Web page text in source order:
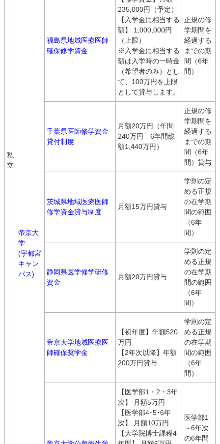
私
立
帝京大
学
(宇都宮
キャン
パス)
福島県地域医療医師
確保修学資金
235,000円（予定）
【入学金に相当する
額】 1,000,000円
（上限）
※入学金に相当する
額は入学時の一時金
（希望者のみ）とし
て、100万円を上限
として貸与します。
正規の修
学期間を
経過する
までの期
間（6年
間）
千葉県医師修学資金
貸付制度
月額20万円（年間
240万円 6年間総
額1,440万円）
正規の修
学期間を
経過する
までの期
間（6年
間）貸与
茨城県地域医療医師
修学資金貸与制度
月額15万円貸与
学則の定
める正規
の在学期
間の範囲
（6年
間）
静岡県医学修学研修
資金
月額20万円貸与
学則の定
める正規
の在学期
間の範囲
（6年
間）
帝京大学地域医療医
師確保奨学金
【初年度】年額520
万円
【2年次以降】年額
200万円貸与
学則の定
める正規
の在学期
間の範囲
（6年
間）
【医学部1・2・3年
次】 月額5万円
【医学部4･5･6年
次】 月額10万円
【大学院博士課程4
医学部1
～6年次
の6年間